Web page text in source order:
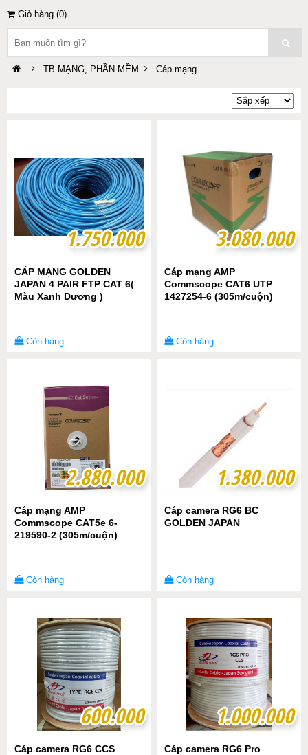
Giỏ hàng (0)
TB MẠNG, PHẦN MỀM Cáp mạng
1.750.000
1.750.000
CÁP MẠNG GOLDEN
JAPAN 4 PAIR FTP CAT 6(
Màu Xanh Dương )
Còn hàng
3.080.000
3.080.000
Cáp mạng AMP
Commscope CAT6 UTP
1427254-6 (305m/cuộn)
Còn hàng
2.880.000
2.880.000
Cáp mạng AMP
Commscope CAT5e 6-
219590-2 (305m/cuộn)
Còn hàng
1.380.000
1.380.000
Cáp camera RG6 BC
GOLDEN JAPAN
Còn hàng
600.000
600.000
Cáp camera RG6 CCS
1.000.000
1.000.000
Cáp camera RG6 Pro